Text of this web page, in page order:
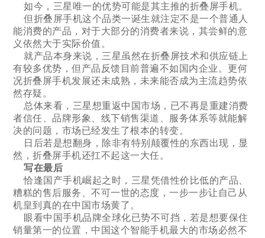
如今，三星唯一的优势可能是其主推的折叠屏手机。
但折叠屏手机这个品类一诞生就注定不是一个普通人
能消费的产品，对于大部分的消费者来说，其尝鲜的意
义依然大于实际价值。
就产品本身来说，三星虽然在折叠屏技术和供应链上
有较多优势，但产品反馈目前普遍不如国内企业。更何
况折叠屏手机发展还未成熟，未来能否成为主流趋势依
然存疑。
总体来看，三星想重返中国市场，已不再是重建消费
者信任、品牌形象、线下销售渠道、服务体系等就能解
决的问题，市场已经发生了根本的转变。
日后若是想翻身，除非有特别颠覆性的东西出现，显
然，折叠屏手机还扛不起这一大任。
写在最后
恰逢国产手机崛起之时，三星凭借性价比低的产品、
糟糕的售后服务、不可一世的态度，一步一步让自己从
机皇到真的在中国市场黄了。
眼看中国手机品牌全球化已势不可挡，若是想要保住
销量第一的位置，中国这个智能手机最大的市场必然不